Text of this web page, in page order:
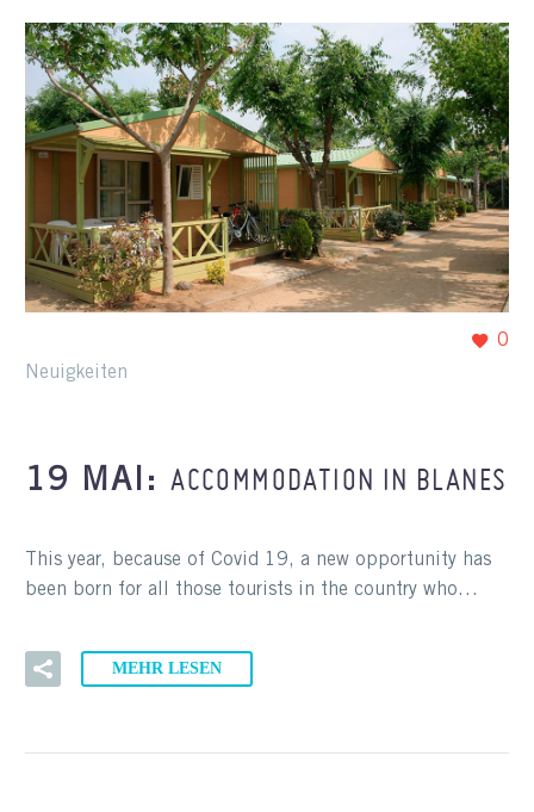
0
Neuigkeiten
19 MAI:ACCOMMODATION IN BLANES
This year, because of Covid 19, a new opportunity has
been born for all those tourists in the country who…
MEHR LESEN